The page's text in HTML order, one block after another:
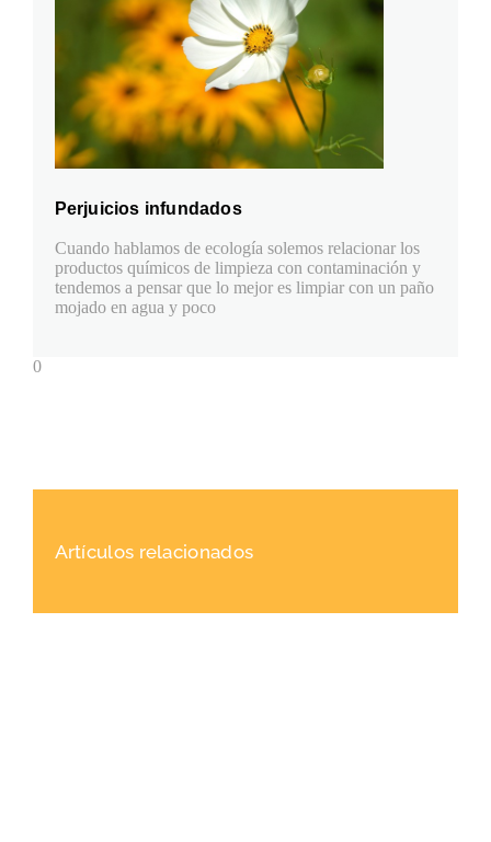
Perjuicios infundados
Cuando hablamos de ecología solemos relacionar los
productos químicos de limpieza con contaminación y
tendemos a pensar que lo mejor es limpiar con un paño
mojado en agua y poco
Artículos relacionados